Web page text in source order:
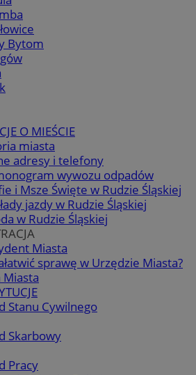
Bytom
O MIEŚCIE
miasta
adresy i telefony
wywozu odpadów
i Msze Święte w Rudzie Śląskiej
jazdy w Rudzie Śląskiej
w Rudzie Śląskiej
Miasta
sprawę w Urzędzie Miasta?
Miasta
Stanu Cywilnego
Skarbowy
Pracy